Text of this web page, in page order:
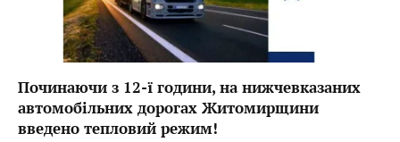
Починаючи з 12-ї години, на нижчевказаних
автомобільних дорогах Житомирщини
введено тепловий режим!